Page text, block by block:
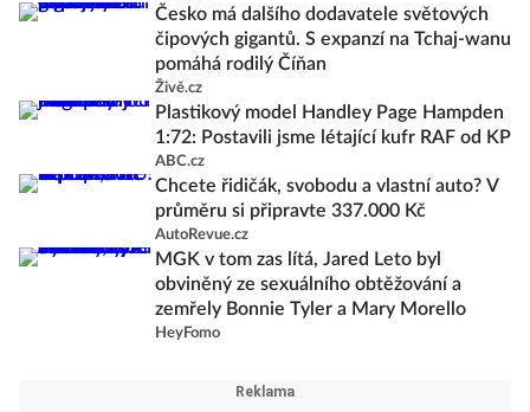
Česko má dalšího dodavatele světových
čipových gigantů. S expanzí na Tchaj-wanu
pomáhá rodilý Číňan
Živě.cz
Plastikový model Handley Page Hampden
1:72: Postavili jsme létající kufr RAF od KP
ABC.cz
Chcete řidičák, svobodu a vlastní auto? V
průměru si připravte 337.000 Kč
AutoRevue.cz
MGK v tom zas lítá, Jared Leto byl
obviněný ze sexuálního obtěžování a
zemřely Bonnie Tyler a Mary Morello
HeyFomo